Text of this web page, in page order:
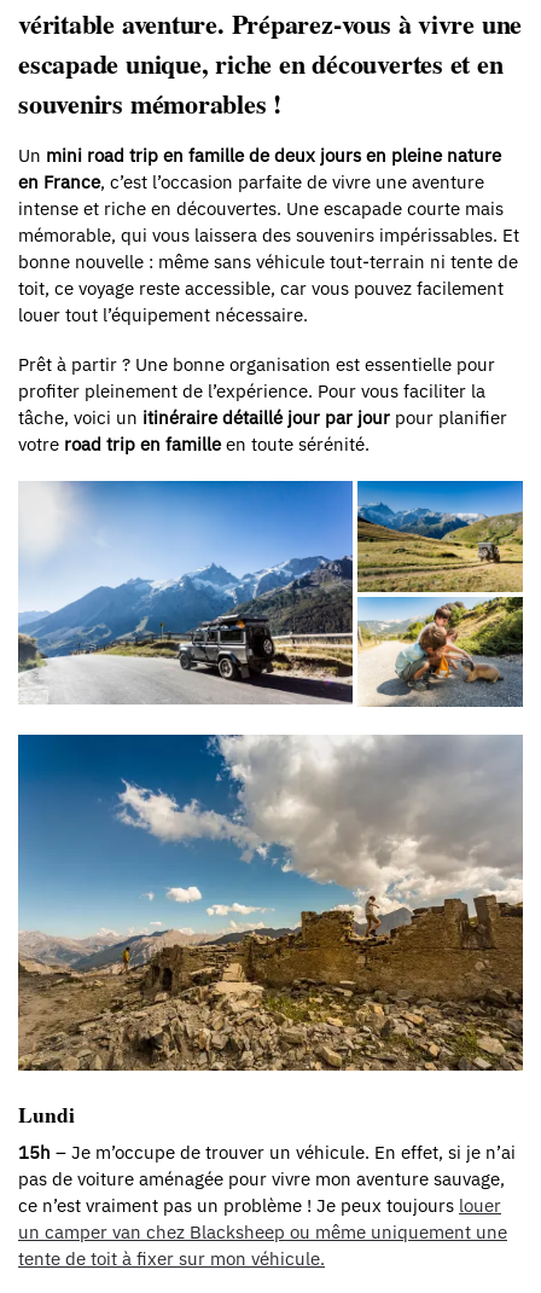
véritable aventure. Préparez-vous à vivre une
escapade unique, riche en découvertes et en
souvenirs mémorables !
Un mini road trip en famille de deux jours en pleine nature
en France, c’est l’occasion parfaite de vivre une aventure
intense et riche en découvertes. Une escapade courte mais
mémorable, qui vous laissera des souvenirs impérissables. Et
bonne nouvelle : même sans véhicule tout-terrain ni tente de
toit, ce voyage reste accessible, car vous pouvez facilement
louer tout l’équipement nécessaire.
Prêt à partir ? Une bonne organisation est essentielle pour
profiter pleinement de l’expérience. Pour vous faciliter la
tâche, voici un itinéraire détaillé jour par jour pour planifier
votre road trip en familleen toute sérénité.
Lundi
15h – Je m’occupe de trouver un véhicule. En effet, si je n’ai
pas de voiture aménagée pour vivre mon aventure sauvage,
ce n’est vraiment pas un problème ! Je peux toujours louer
un camper van chez Blacksheep ou même uniquement une
tente de toit à fixer sur mon véhicule.